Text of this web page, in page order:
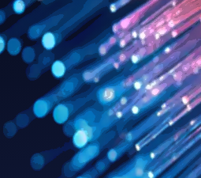
de
wifi,
en Canarias